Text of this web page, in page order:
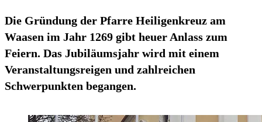
Die Gründung der Pfarre Heiligenkreuz am
Waasen im Jahr 1269 gibt heuer Anlass zum
Feiern. Das Jubiläumsjahr wird mit einem
Veranstaltungsreigen und zahlreichen
Schwerpunkten begangen.